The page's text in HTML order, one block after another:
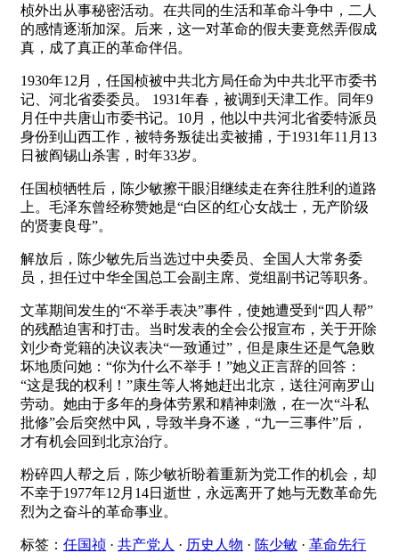
桢外出从事秘密活动。在共同的生活和革命斗争中，二人
的感情逐渐加深。后来，这一对革命的假夫妻竟然弄假成
真，成了真正的革命伴侣。
1930年12月，任国桢被中共北方局任命为中共北平市委书
记、河北省委委员。 1931年春，被调到天津工作。同年9
月任中共唐山市委书记。10月，他以中共河北省委特派员
身份到山西工作，被特务叛徒出卖被捕，于1931年11月13
日被阎锡山杀害，时年33岁。
任国桢牺牲后，陈少敏擦干眼泪继续走在奔往胜利的道路
上。毛泽东曾经称赞她是“白区的红心女战士，无产阶级
的贤妻良母”。
解放后，陈少敏先后当选过中央委员、全国人大常务委
员，担任过中华全国总工会副主席、党组副书记等职务。
文革期间发生的“不举手表决”事件，使她遭受到“四人帮”
的残酷迫害和打击。当时发表的全会公报宣布，关于开除
刘少奇党籍的决议表决“一致通过”，但是康生还是气急败
坏地质问她：“你为什么不举手！”她义正言辞的回答：
“这是我的权利！”康生等人将她赶出北京，送往河南罗山
劳动。她由于多年的身体劳累和精神刺激，在一次“斗私
批修”会后突然中风，导致半身不遂，“九一三事件”后，
才有机会回到北京治疗。
粉碎四人帮之后，陈少敏祈盼着重新为党工作的机会，却
不幸于1977年12月14日逝世，永远离开了她与无数革命先
烈为之奋斗的革命事业。
标签： 任国祯 · 共产党人 · 历史人物 · 陈少敏 · 革命先行